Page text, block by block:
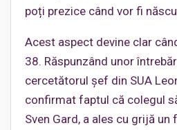
poți prezice când vor fi
Acest aspect devine clar
38. Răspunzând unor
cercetătorul șef din SUA
confirmat faptul că colegul
Sven Gard, a ales cu grijă un